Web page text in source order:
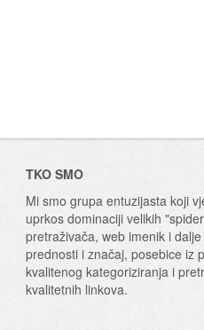
TKO SMO
Mi smo grupa entuzijasta koji
uprkos dominaciji velikih
pretraživača, web imenik i
prednosti i značaj, posebice iz
kvalitenog kategoriziranja i
kvalitetnih linkova.